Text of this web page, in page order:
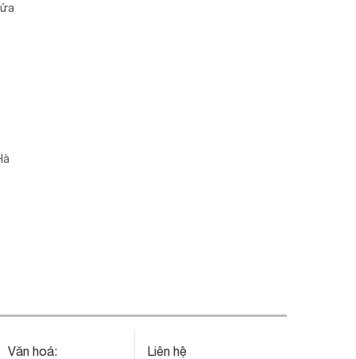
Văn hoá:
Liên hệ